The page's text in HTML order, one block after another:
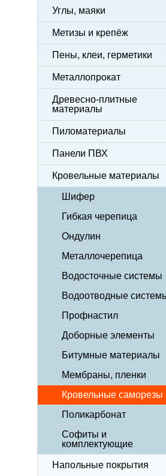
Углы, маяки
Метизы и крепёж
Пены, клеи, герметики
Металлопрокат
Древесно-плитные
материалы
Пиломатериалы
Панели ПВХ
Кровельные материалы
Шифер
Гибкая черепица
Ондулин
Металлочерепица
Водосточные системы
Водоотводные
Профнастил
Доборные элементы
Битумные материалы
Мембраны, пленки
Кровельные саморезы
Поликарбонат
Софиты и
комплектующие
Напольные покрытия